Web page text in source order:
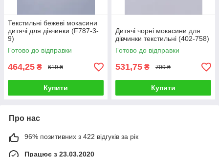
Текстильні бежеві мокасини
дитячі для дівчинки (F787-3-
9)
Готово до відправки
464,25 ₴ 619 ₴
Купити
Дитячі чорні мокасини для
дівчинки текстильні (402-758)
Готово до відправки
531,75 ₴ 709 ₴
Купити
Про нас
96% позитивних з 422 відгуків за рік
Працює з 23.03.2020